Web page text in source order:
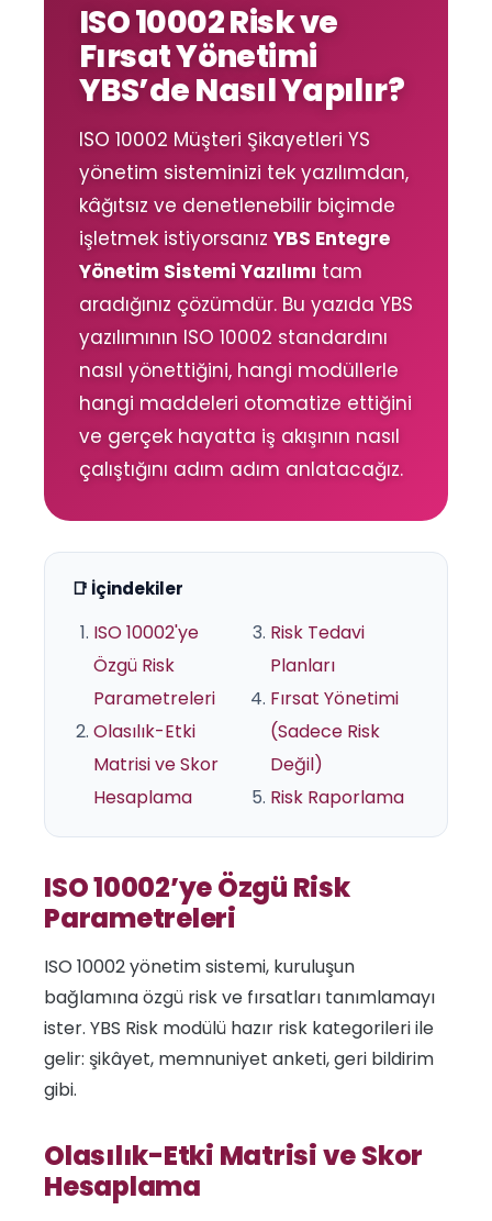
ISO 10002 Risk ve
Fırsat Yönetimi
YBS’de Nasıl Yapılır?
ISO 10002 Müşteri Şikayetleri YS
yönetim sisteminizi tek yazılımdan,
kâğıtsız ve denetlenebilir biçimde
işletmek istiyorsanız YBS Entegre
Yönetim Sistemi Yazılımı tam
aradığınız çözümdür. Bu yazıda YBS
yazılımının ISO 10002 standardını
nasıl yönettiğini, hangi modüllerle
hangi maddeleri otomatize ettiğini
ve gerçek hayatta iş akışının nasıl
çalıştığını adım adım anlatacağız.
📑 İçindekiler
ISO 10002'ye
Özgü Risk
Parametreleri
Olasılık-Etki
Matrisi ve Skor
Hesaplama
Risk Tedavi
Planları
Fırsat Yönetimi
(Sadece Risk
Değil)
Risk Raporlama
ISO 10002’ye Özgü Risk
Parametreleri
ISO 10002 yönetim sistemi, kuruluşun
bağlamına özgü risk ve fırsatları tanımlamayı
ister. YBS Risk modülü hazır risk kategorileri ile
gelir: şikâyet, memnuniyet anketi, geri bildirim
gibi.
Olasılık-Etki Matrisi ve Skor
Hesaplama